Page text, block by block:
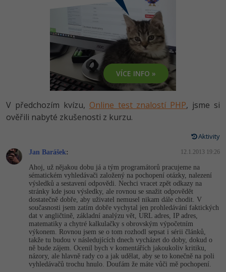
Datová analýza v praxi
Objektové programování - OOP
Umělá inteligence
HTML5, CSS3, Bootstrap, SEO
SQL a databáze
UML a návrhové vzory
React
Spring
ASP.NET MVC
Django
Školení dle technologií
C# .NET
Java
PHP
JavaScript
HTML / CSS
UML a návrhové vzory
MySQL/MariaDB
MS-SQL
SQLite
Programátor WWW aplikací
Senior programátor
Front-end developer
Vývojář mobilních aplikací
Specialista na AI a bigdata
Webdesigner
Tester
Systémový administrátor
Grafik / UX/UI návrhář
3D grafik
Projektový manažer
Java
C#.NET -80%
Python -80%
JavaScript -80%
C++ -80%
Swift -80%
Kotlin -80%
C -80%
VB.NET
VÍCE INFO »
V předchozím kvízu, Online test znalostí PHP, jsme si
ověřili nabyté zkušenosti z kurzu.
Aktivity
Jan Barášek: 12.1.2013 19:26
Ahoj, už nějakou dobu já a tým programátorů pracujeme na
sématickém vyhledávači založený na pochopení otázky, nalezení
výsledků a sestavení odpovědi. Nechci vracet zpět odkazy na
stránky kde jsou výsledky, ale rovnou se snažit odpovědět
dostatečně dobře, aby uživatel nemusel nikam dále chodit. V
současnosti jsem zatím dobře vychytal jen prohledávání faktických
dat v angličtině, základní analýzu vět, URL adres, IP adres,
matematiky a chytré kalkulačky s obrovským výpočetním
výkonem. Rovnou jsem se o tom rozhodl sepsat i sérii článků,
takže tu budou v následujících dnech vycházet do doby, dokud o
ně bude zájem. Ocenil bych v komentářích jakoukoliv kritiku,
názory, ale hlavně rady co a jak udělat, aby se to konečně na poli
vyhledávačů trochu hnulo. Doufám že máte vůči mě pochopení.